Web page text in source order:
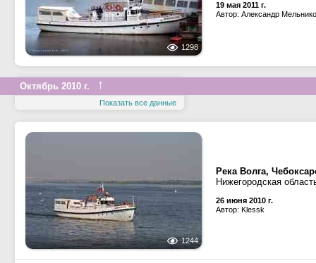
1298
19 мая 2011 г.
Автор: Александр
Октябрь 2010 г. ↑
Показать все данные
1244
Река Волга,
Нижегородская
26 июня 2010 г.
Автор: Klessk